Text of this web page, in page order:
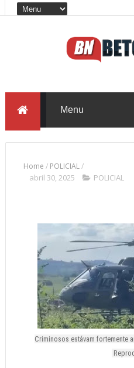
Home / POLICIAL/
abril 30, 2025 POLICIAL
Criminosos estávam fortemente